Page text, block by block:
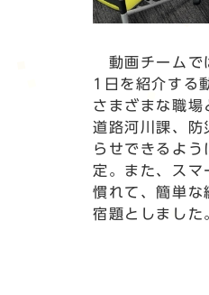
動画チームで
1日を紹介する
さまざまな職場
道路河川課、防
らせできるよ
定。また、スマ
慣れて、簡単な
宿題としました